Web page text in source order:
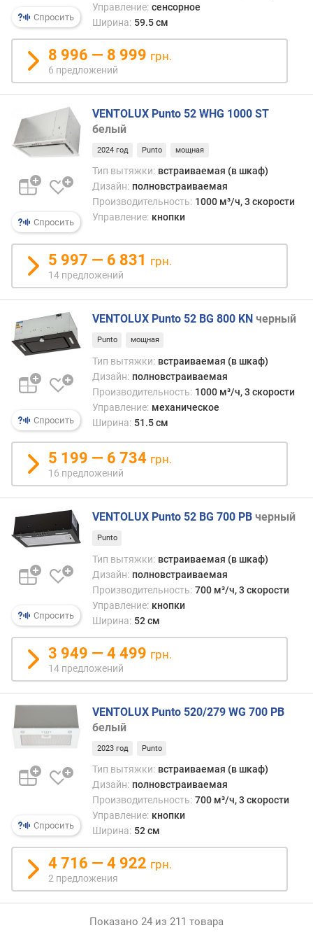
ы
й
у
р
о
в
е
ь
ш
м
д
Б
)
к
о
л
и
ч
с
т
о
с
о
е
к
л
и
ч
е
с
т
д
в
г
а
л
е
й
к
л
Спросить
Управление: сенсорное
Ширина: 59.5 см
8 996 — 8 999 грн.
6 предложений
Спросить
VENTOLUX Punto 52 WHG 1000 ST
белый
2024 год Punto мощная
Тип вытяжки: встраиваемая (в шкаф)
Дизайн: полновстраиваемая
Производительность: 1000 м³/ч, 3 скорости
Управление: кнопки
5 997 — 6 831 грн.
14 предложений
Спросить
VENTOLUX Punto 52 BG 800 KN черный
Punto мощная
Тип вытяжки: встраиваемая (в шкаф)
Дизайн: полновстраиваемая
Производительность: 1000 м³/ч, 3 скорости
Управление: механическое
Ширина: 51.5 см
5 199 — 6 734 грн.
16 предложений
Спросить
VENTOLUX Punto 52 BG 700 PB черный
Punto
Тип вытяжки: встраиваемая (в шкаф)
Дизайн: полновстраиваемая
Производительность: 700 м³/ч, 3 скорости
Управление: кнопки
Ширина: 52 см
3 949 — 4 499 грн.
14 предложений
Спросить
VENTOLUX Punto 520/279 WG 700 PB
белый
2023 год Punto
Тип вытяжки: встраиваемая (в шкаф)
Дизайн: полновстраиваемая
Производительность: 700 м³/ч, 3 скорости
Управление: кнопки
Ширина: 52 см
4 716 — 4 922 грн.
2 предложения
Показано 24 из 211 товара